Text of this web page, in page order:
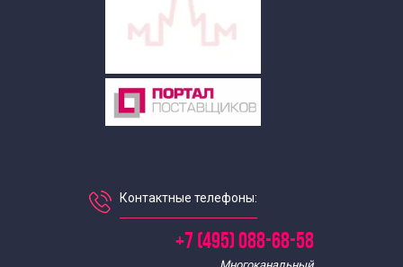
Историко-краеведческие экскурсии
Пешеходные экскурсии по Москве
Экскурсии в театры Москвы
Тематические экскурсии по Москве
Контактные телефоны:
+7 (495) 088-68-58